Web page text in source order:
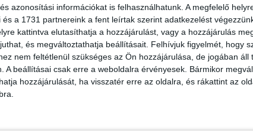
azonosítási információkat is felhasználhatunk. A megfelelő
a 1731 partnereink a fent leírtak szerint adatkezelést
kattintva elutasíthatja a hozzájárulást, vagy a hozzájárulás
és megváltoztathatja beállításait. Felhívjuk figyelmét, hogy
nem feltétlenül szükséges az Ön hozzájárulása, de jogában áll
A beállításai csak erre a weboldalra érvényesek. Bármikor
hozzájárulását, ha visszatér erre az oldalra, és rákattint az